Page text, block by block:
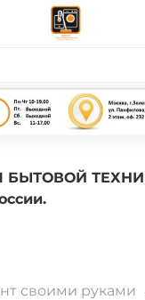
БЫТОВОЙ
по
своими руками